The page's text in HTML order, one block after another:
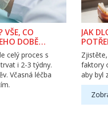
VŠE, CO
DOBĚ
celý proces s
i 2-3 týdny.
Včasná léčba
JAK
faktory
aby byl